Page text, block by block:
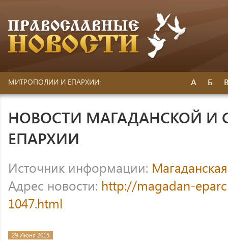
МИТРОПОЛИИ И ЕПАРХИИ: А Б
НОВОСТИ МАГАДАНСКОЙ И
ЕПАРХИИ
Источник информации:
Адрес новости: http://magadan-
1047.html
29 Июня 2015